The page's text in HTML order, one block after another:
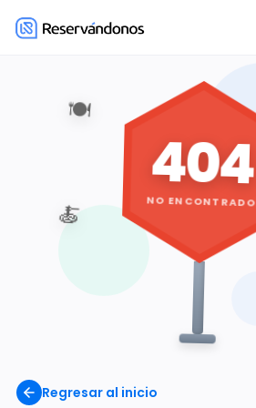
Regresar al inicio
🍽️
🍝
404
NO ENCONTRADO